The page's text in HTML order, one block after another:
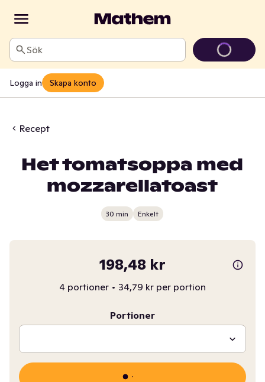
Sök
Logga in Skapa konto
Recept
Het tomatsoppa med
mozzarellatoast
30 min Enkelt
198,48 kr
4 portioner • 34,79 kr per portion
Portioner